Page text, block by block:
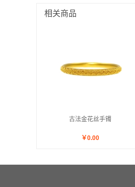
相关商品
古法金花丝手镯
￥0.00